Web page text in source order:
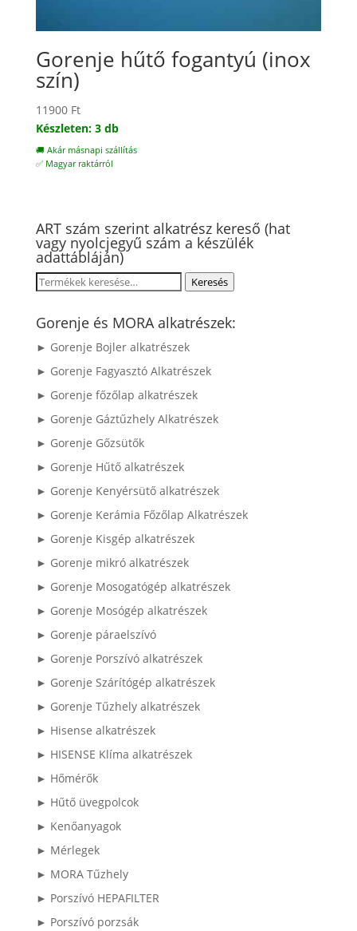
Gorenje hűtő fogantyú (inox
szín)
11900 Ft
Készleten: 3 db
🚚 Akár másnapi szállítás
✅ Magyar raktárról
ART szám szerint alkatrész kereső (hat
vagy nyolcjegyű szám a készülék
adattábláján)
Keresés
következőre:
Keresés
Gorenje és MORA alkatrészek:
► Gorenje Bojler alkatrészek
► Gorenje Fagyasztó Alkatrészek
► Gorenje főzőlap alkatrészek
► Gorenje Gáztűzhely Alkatrészek
► Gorenje Gőzsütők
► Gorenje Hűtő alkatrészek
► Gorenje Kenyérsütő alkatrészek
► Gorenje Kerámia Főzőlap Alkatrészek
► Gorenje Kisgép alkatrészek
► Gorenje mikró alkatrészek
► Gorenje Mosogatógép alkatrészek
► Gorenje Mosógép alkatrészek
► Gorenje páraelszívó
► Gorenje Porszívó alkatrészek
► Gorenje Szárítógép alkatrészek
► Gorenje Tűzhely alkatrészek
► Hisense alkatrészek
► HISENSE Klíma alkatrészek
► Hőmérők
► Hűtő üvegpolcok
► Kenőanyagok
► Mérlegek
► MORA Tűzhely
► Porszívó HEPAFILTER
► Porszívó porzsák